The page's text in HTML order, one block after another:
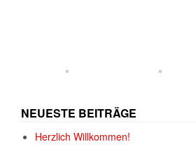
NEUESTE BEITRÄGE
Herzlich Willkommen!